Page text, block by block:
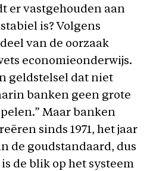
er vastgehouden aan
is? Volgens
van de oorzaak
economieonderwijs.
geldstelsel dat niet
banken geen grote
Maar banken
sinds 1971, het jaar
de goudstandaard, dus
de blik op het systeem